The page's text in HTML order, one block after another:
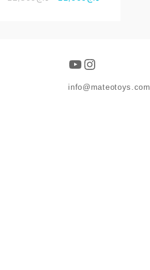
YouTube
Instagram
info@mateotoys.com